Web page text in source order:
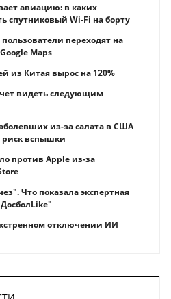
авиацию: в каких
спутниковый Wi-Fi на борту
переходят на
Maps
из Китая вырос на 120%
видеть следующим
из-за салата в США
риск вспышки
против Apple из-за
Что показала экспертная
отключении ИИ